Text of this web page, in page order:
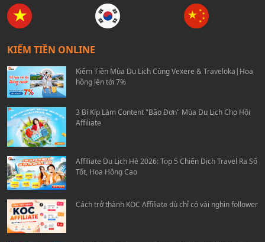
KIẾM TIỀN ONLINE
Kiếm Tiền Mùa Du Lịch Cùng Vexere & Traveloka|Hoa
hồng lên tới 7%
3 Bí Kíp Làm Content "Bão Đơn" Mùa Du Lịch Cho Hội
Affiliate
Affiliate Du Lịch Hè 2026: Top 5 Chiến Dịch Travel Ra Số
Tốt, Hoa Hồng Cao
Cách trở thành KOC Affiliate dù chỉ có vài nghìn follower